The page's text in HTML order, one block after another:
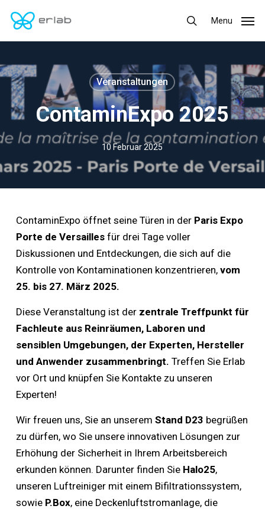
main
search
Menu
Veranstaltungen
ContaminExpo 2025
10 Februar 2025
ContaminExpo öffnet seine Türen in der Paris Expo
Porte de Versaillesfür drei Tage voller
Diskussionen und Entdeckungen, die sich auf die
Kontrolle von Kontaminationen konzentrieren, vom
25. bis 27. März 2025.
Diese Veranstaltung ist der zentrale Treffpunkt für
Fachleute aus Reinräumen, Laboren und
sensiblen Umgebungen, der Experten, Hersteller
und Anwender zusammenbringt. Treffen Sie Erlab
vor Ort und knüpfen Sie Kontakte zu unseren
Experten!
Wir freuen uns, Sie an unserem Stand D23 begrüßen
zu dürfen, wo Sie unsere innovativen Lösungen zur
Erhöhung der Sicherheit in Ihrem Arbeitsbereich
erkunden können. Darunter finden Sie Halo25,
unseren Luftreiniger mit einem Bifiltrationssystem,
sowie P.Box, eine Deckenluftstromanlage, die